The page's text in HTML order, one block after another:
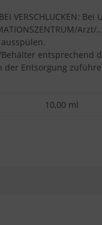
VERSCHLUCKEN: Bei
entsprechend
der Entsorgung
10,00 ml